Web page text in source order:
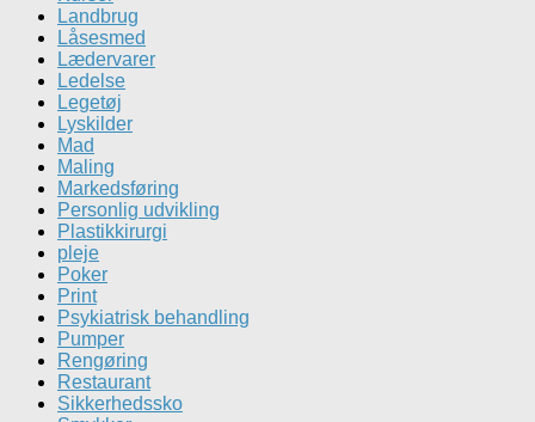
Landbrug
Låsesmed
Lædervarer
Ledelse
Legetøj
Lyskilder
Mad
Maling
Markedsføring
Personlig udvikling
Plastikkirurgi
pleje
Poker
Print
Psykiatrisk behandling
Pumper
Rengøring
Restaurant
Sikkerhedssko